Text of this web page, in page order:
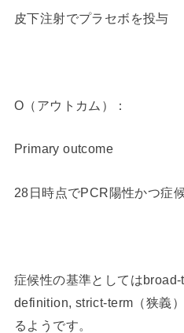
皮下注射でプラセボを投与
O（アウトカム）：
Primary outcome
28日時点でPCR陽性かつ症
症候性の基準としては
definition, strict-term（狭義
るようです。